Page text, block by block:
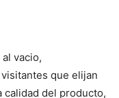
vacio,
que elijan
calidad del producto,